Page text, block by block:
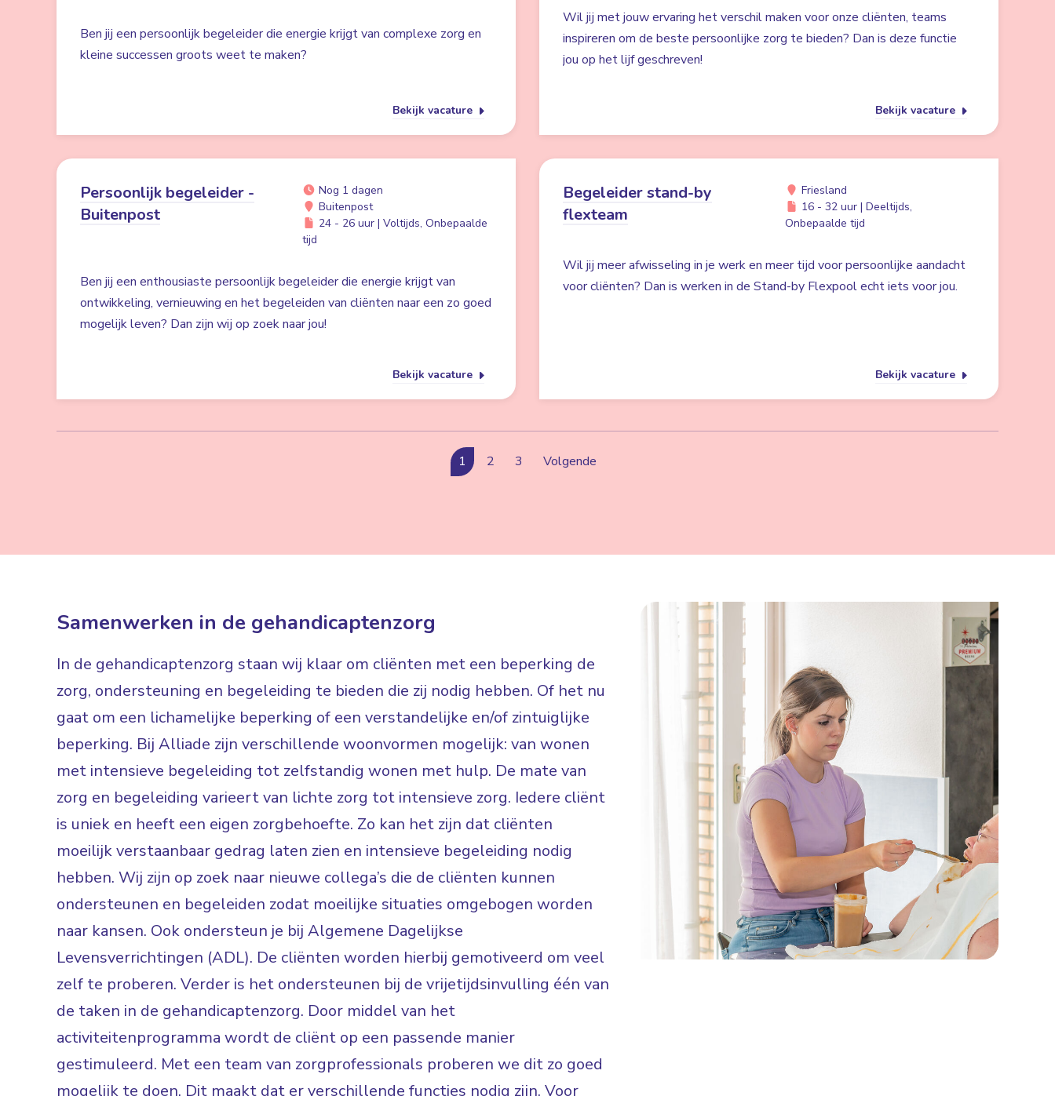
Ben jij een persoonlijk begeleider die energie krijgt van complexe zorg en
kleine successen groots weet te maken?
Bekijk vacature
Wil jij met jouw ervaring het verschil maken voor onze cliënten, teams
inspireren om de beste persoonlijke zorg te bieden? Dan is deze functie
jou op het lijf geschreven!
Bekijk vacature
Persoonlijk begeleider -
Buitenpost
Nog 1 dagen
Buitenpost
24 - 26 uur | Voltijds, Onbepaalde
tijd
Ben jij een enthousiaste persoonlijk begeleider die energie krijgt van
ontwikkeling, vernieuwing en het begeleiden van cliënten naar een zo goed
mogelijk leven? Dan zijn wij op zoek naar jou!
Bekijk vacature
Begeleider stand-by
flexteam
Friesland
16 - 32 uur | Deeltijds,
Onbepaalde tijd
Wil jij meer afwisseling in je werk en meer tijd voor persoonlijke aandacht
voor cliënten? Dan is werken in de Stand-by Flexpool echt iets voor jou.
Bekijk vacature
1 2 3 Volgende
Samenwerken in de gehandicaptenzorg
In de gehandicaptenzorg staan wij klaar om cliënten met een beperking de
zorg, ondersteuning en begeleiding te bieden die zij nodig hebben. Of het nu
gaat om een lichamelijke beperking of een verstandelijke en/of zintuiglijke
beperking. Bij Alliade zijn verschillende woonvormen mogelijk: van wonen
met intensieve begeleiding tot zelfstandig wonen met hulp. De mate van
zorg en begeleiding varieert van lichte zorg tot intensieve zorg. Iedere cliënt
is uniek en heeft een eigen zorgbehoefte. Zo kan het zijn dat cliënten
moeilijk verstaanbaar gedrag laten zien en intensieve begeleiding nodig
hebben. Wij zijn op zoek naar nieuwe collega’s die de cliënten kunnen
ondersteunen en begeleiden zodat moeilijke situaties omgebogen worden
naar kansen. Ook ondersteun je bij Algemene Dagelijkse
Levensverrichtingen (ADL). De cliënten worden hierbij gemotiveerd om veel
zelf te proberen. Verder is het ondersteunen bij de vrijetijdsinvulling één van
de taken in de gehandicaptenzorg. Door middel van het
activiteitenprogramma wordt de cliënt op een passende manier
gestimuleerd. Met een team van zorgprofessionals proberen we dit zo goed
mogelijk te doen. Dit maakt dat er verschillende functies nodig zijn. Voor